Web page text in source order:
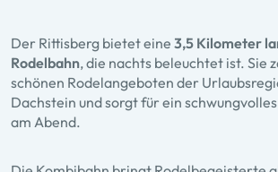
Der Rittisberg bietet eine 3,5 Kilometer
Rodelbahn, die nachts beleuchtet ist. Sie
schönen Rodelangeboten der
Dachstein und sorgt für ein
am Abend.